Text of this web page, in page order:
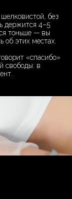
без
держится 4–5
тоньше — вы
об этих местах.
«спасибо»
свободы: в